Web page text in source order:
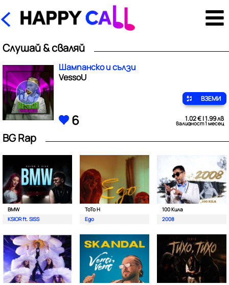
Слушай & сваляй
Шампанско и сълзи
VessoU
ВЗЕМИ
6 1.02 € | 1.99 лв
валидност 1 месец
BG Rap
BMW
KSIOR ft. SISS
ToTo H
Ego
100 Кила
2008